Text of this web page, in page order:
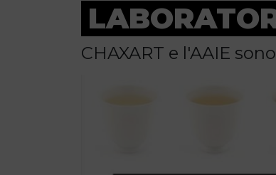
CHAXART e l'AAIE